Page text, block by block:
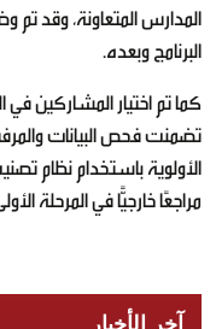
المدارس المتعاونة، وقد تم
البرنامج وبعده.
كما تم اختيار المشاركين في
تضمنت فحص البيانات
مراجعًا خارجيًّا في المرحلة